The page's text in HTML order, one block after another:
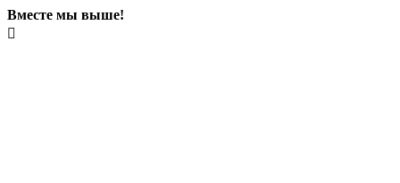
Вместе мы выше!
